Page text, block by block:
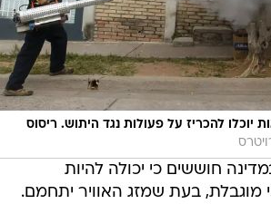
יוכלו להכריז על פעולות נגד היתוש. ריסוס
חוששים כי יכולה להיות
בעת שמזג האוויר יתחמם.